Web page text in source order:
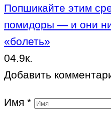
Попшикайте этим
помидоры — и они
«болеть»
04.9к.
Добавить
Имя *